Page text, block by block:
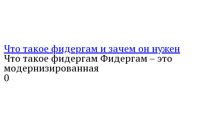
Что такое фидергам и зачем он нужен
Что такое фидергам Фидергам – это
модернизированная
0